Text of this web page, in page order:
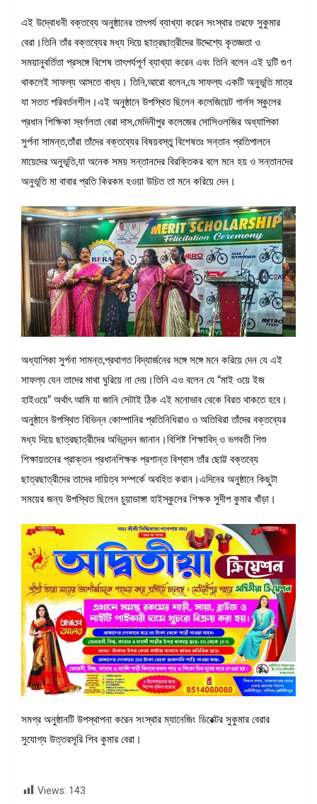
এই উদ্বোধনী বক্তব্যে অনুষ্ঠানের তাৎপর্য ব্যাখ্যা করেন সংস্থার তরফে সুকুমার
বেরা।তিনি তাঁর বক্তব্যের মধ্য দিয়ে ছাত্রছাত্রীদের উদ্দেশ্যে কৃতজ্ঞতা ও
সময়ানুবর্তিতা প্রসঙ্গে বিশেষ তাৎপর্যপূর্ণ ব্যাখ্যা করেন এবং তিনি বলেন এই দুটি গুণ
থাকলেই সাফল্য আসতে বাধ্য। তিনি,আরো বলেন,যে সাফল্য একটি অনুভূতি মাত্র
যা সতত পরিবর্তনশীল।এই অনুষ্ঠানে উপস্থিত ছিলেন কলেজিয়েট গার্লস স্কুলের
প্রধান শিক্ষিকা স্বর্ণলতা বেরা দাস,মেদিনীপুর কলেজের সোসিওলজির অধ্যাপিকা
সুর্পনা সামন্ত,তাঁরা তাঁদের বক্তব্যের বিষয়বস্তু বিশেষতঃ সন্তান প্রতিপালনে
মায়েদের অনুভূতি,যা অনেক সময় সন্তানদের বিরক্তিকর বলে মনে হয় ও সন্তানদের
অনুভূতি মা বাবার প্রতি কিরকম হওয়া উচিত তা মনে করিয়ে দেন।
অধ্যাপিকা সুর্পনা সামন্ত,প্রথাগত বিদ্যার্জনের সঙ্গে সঙ্গে মনে করিয়ে দেন যে এই
সাফল্য যেন তাদের মাথা ঘুরিয়ে না দেয়।তিনি এও বলেন যে “মাই ওয়ে ইজ
হাইওয়ে” অর্থাৎ আমি যা জানি সেটাই ঠিক এই মনোভাব থেকে বিরত থাকতে হবে।
অনুষ্ঠানে উপস্থিত বিভিন্ন কোম্পানির প্রতিনিধিরাও ও অতিথিরা তাঁদের বক্তব্যের
মধ্য দিয়ে ছাত্রছাত্রীদের অভিনন্দন জানান।বিশিষ্ট শিক্ষাবিদ্ ও ভগবতী শিশু
শিক্ষায়তনের প্রাক্তন প্রধানশিক্ষক প্রশান্ত বিশ্বাস তাঁর ছোট্ট বক্তব্যে
ছাত্রছাত্রীদের তাদের দায়িত্ব সম্পর্কে অবহিত করান।এদিনের অনুষ্ঠানে কিছুটা
সময়ের জন্য উপস্থিত ছিলেন চুয়াডাঙ্গা হাইস্কুলের শিক্ষক সুদীপ কুমার খাঁড়া।
সমগ্র অনুষ্ঠানটি উপস্থাপনা করেন সংস্থার ম্যানেজিং ডিরেক্টর সুকুমার বেরার
সুযোগ্য উত্তরসূরি শিব কুমার বেরা।
Views: 143